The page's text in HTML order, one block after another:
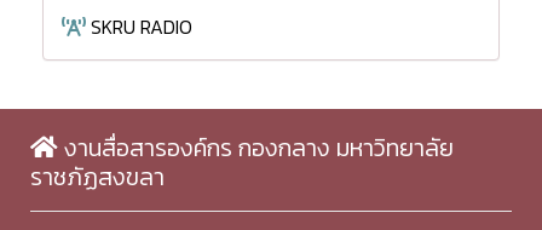
SKRU RADIO
งานสื่อสารองค์กร กองกลาง มหาวิทยาลัย
ราชภัฏสงขลา